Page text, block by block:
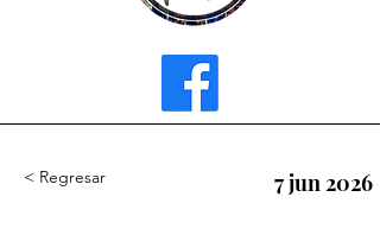
< Regresar 7 jun 2026